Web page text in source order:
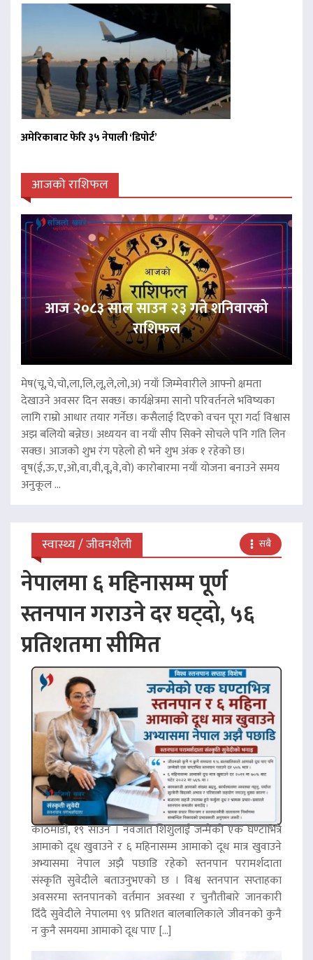
अमेरिकाबाट फेरि ३५ नेपाली ‘डिपोर्ट’
आजको राशिफल
आज २०८३ साल साउन २३ गते शनिवारको
राशिफल
मेष(चू,चे,चो,ला,लि,लू,ले,लो,अ) नयाँ जिम्मेवारीले आफ्नो क्षमता
देखाउने अवसर दिन सक्छ। कार्यक्षेत्रमा सानो परिवर्तनले भविष्यका
लागि राम्रो आधार तयार गर्नेछ। कसैलाई दिएको वचन पूरा गर्दा विश्वास
अझ बलियो बन्नेछ। अध्ययन वा नयाँ सीप सिक्ने सोचले पनि गति लिन
सक्छ। आजको शुभ रंग पहेलो हो भने शुभ अंक १ रहेको छ।
वृष(ई,ऊ,ए,ओ,वा,वी,वू,वे,वो) कारोबारमा नयाँ योजना बनाउने समय
अनुकूल ...
स्वास्थ्य / जीवनशैली सबै
नेपालमा ६ महिनासम्म पूर्ण
स्तनपान गराउने दर घट्दो, ५६
प्रतिशतमा सीमित
काठमाडौं, १९ साउन । नवजात शिशुलाई जन्मेको एक घण्टाभित्रै
आमाको दूध खुवाउने र ६ महिनासम्म आमाको दूध मात्र खुवाउने
अभ्यासमा नेपाल अझै पछाडि रहेको स्तनपान परामर्शदाता
संस्कृति सुवेदीले बताउनुभएको छ । विश्व स्तनपान सप्ताहका
अवसरमा स्तनपानको वर्तमान अवस्था र चुनौतीबारे जानकारी
दिँदै सुवेदीले नेपालमा ९९ प्रतिशत बालबालिकाले जीवनको कुनै
न कुनै समयमा आमाको दूध पाए […]